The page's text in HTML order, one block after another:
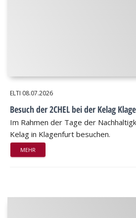
ELTI 08.07.2026
Besuch der 2CHEL bei der Kelag
Im Rahmen der Tage der
Kelag in Klagenfurt besuchen.
MEHR